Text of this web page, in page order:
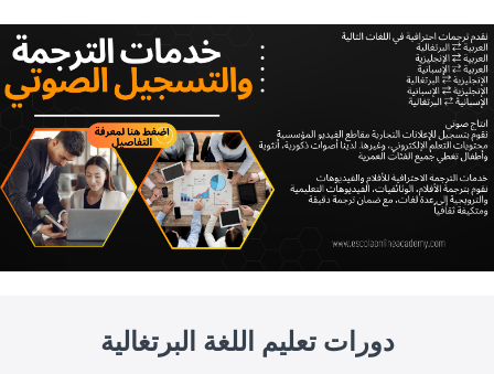
دورات تعليم اللغة البرتغالية